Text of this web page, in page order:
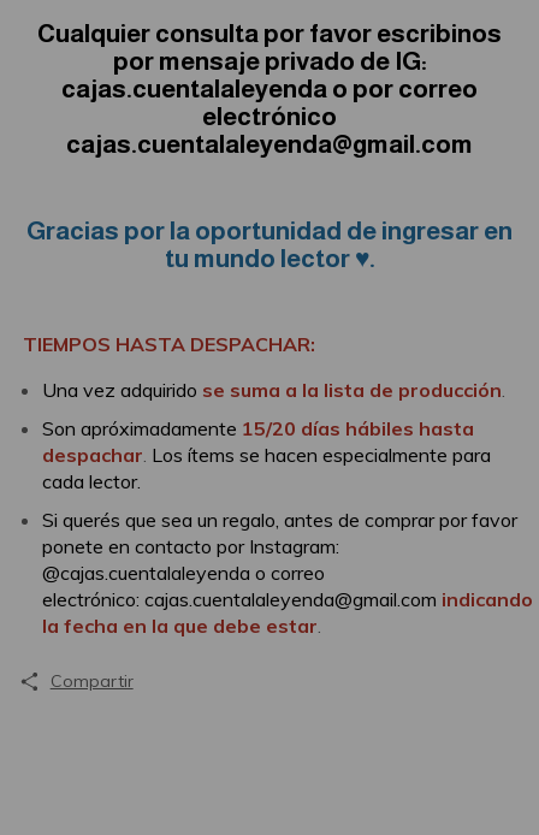
Cualquier consulta por favor escribinos
por mensaje privado de IG:
cajas.cuentalaleyenda o por correo
electrónico
cajas.cuentalaleyenda@gmail.com
Gracias por la oportunidad de ingresar en
tu mundo lector ♥.
TIEMPOS HASTA DESPACHAR:
Una vez adquirido se suma a la lista de producción.
Son apróximadamente 15/20 días hábiles hasta
despachar. Los ítems se hacen especialmente para
cada lector.
Si querés que sea un regalo, antes de comprar por favor
ponete en contacto por Instagram:
@cajas.cuentalaleyenda o correo
electrónico: cajas.cuentalaleyenda@gmail.com indicando
la fecha en la que debe estar.
Compartir